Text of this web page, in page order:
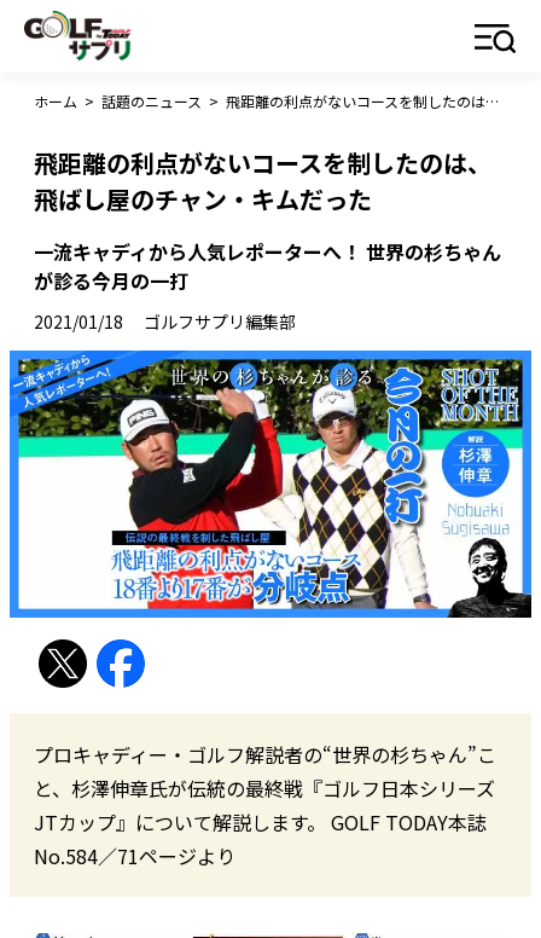
ホーム > 話題のニュース > 飛距離の利点がないコースを制したのは、飛ばし屋のチャン・キムだった
飛距離の利点がないコースを制したのは、
飛ばし屋のチャン・キムだった
一流キャディから人気レポーターへ！ 世界の杉ちゃん
が診る今月の一打
2021/01/18 ゴルフサプリ編集部
プロキャディー・ゴルフ解説者の“世界の杉ちゃん”こ
と、杉澤伸章氏が伝統の最終戦『ゴルフ日本シリーズ
JTカップ』について解説します。 GOLF TODAY本誌
No.584／71ページより